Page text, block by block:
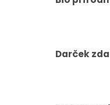
Darček